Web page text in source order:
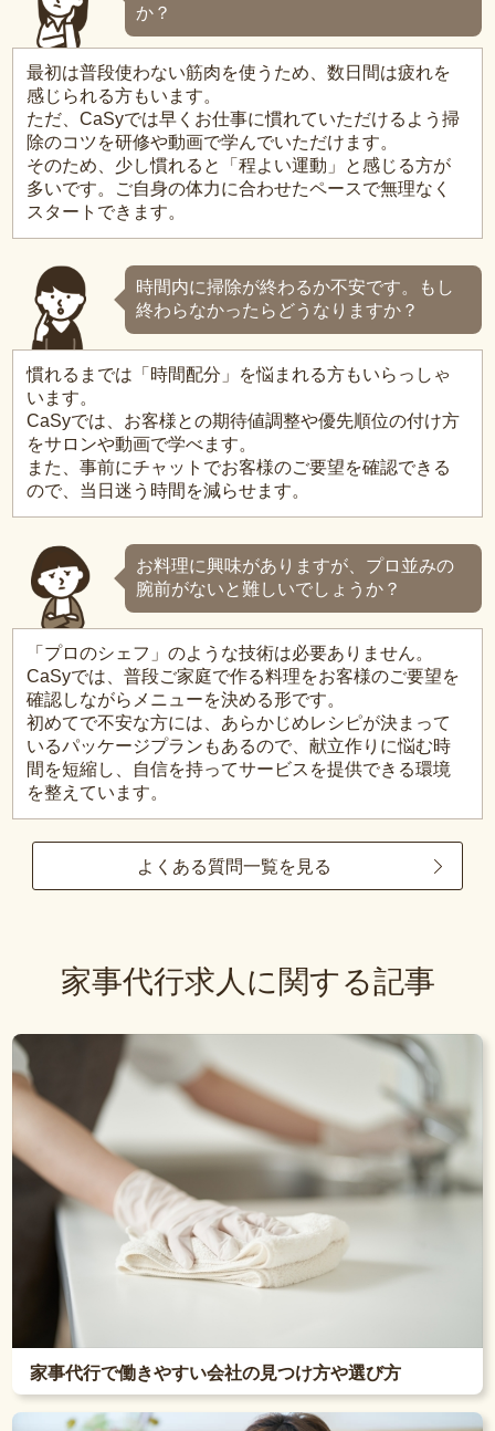
か？
最初は普段使わない筋肉を使うため、数日間は疲れを
感じられる方もいます。
ただ、CaSyでは早くお仕事に慣れていただけるよう掃
除のコツを研修や動画で学んでいただけます。
そのため、少し慣れると「程よい運動」と感じる方が
多いです。ご自身の体力に合わせたペースで無理なく
スタートできます。
時間内に掃除が終わるか不安です。もし
終わらなかったらどうなりますか？
慣れるまでは「時間配分」を悩まれる方もいらっしゃ
います。
CaSyでは、お客様との期待値調整や優先順位の付け方
をサロンや動画で学べます。
また、事前にチャットでお客様のご要望を確認できる
ので、当日迷う時間を減らせます。
お料理に興味がありますが、プロ並みの
腕前がないと難しいでしょうか？
「プロのシェフ」のような技術は必要ありません。
CaSyでは、普段ご家庭で作る料理をお客様のご要望を
確認しながらメニューを決める形です。
初めてで不安な方には、あらかじめレシピが決まって
いるパッケージプランもあるので、献立作りに悩む時
間を短縮し、自信を持ってサービスを提供できる環境
を整えています。
よくある質問一覧を見る
家事代行求人に関する記事
家事代行で働きやすい会社の見つけ方や選び方